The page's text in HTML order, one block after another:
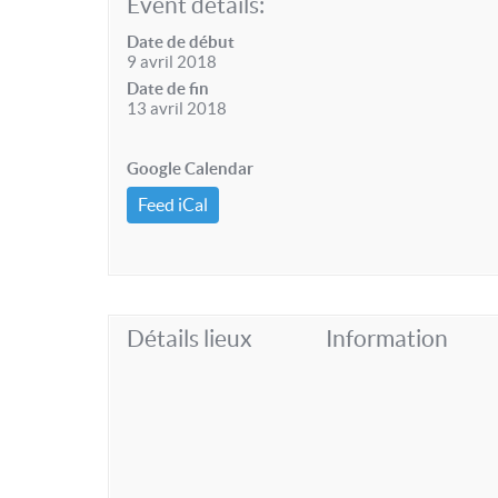
Date de début
9 avril 2018
Date de fin
13 avril 2018
Google Calendar
Feed iCal
Détails lieux Information